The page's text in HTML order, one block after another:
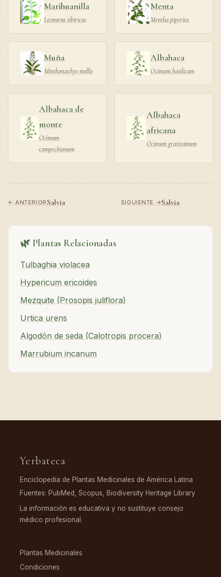
Marihuanilla
Leonurus sibiricus
Menta
Mentha piperita
Muña
Minthostachys mollis
Albahaca
Ocimum basilicum
Albahaca de
monte
Ocimum
campechianum
Albahaca
africana
Ocimum gratissimum
← ANTERIORSalvia SIGUIENTE →Salvia
🌿 Plantas Relacionadas
Tulbaghia violacea
Hypericum ericoides
Mezquite (Prosopis juliflora)
Urtica urens
Algodón de seda (Calotropis procera)
Marrubium incanum
Yerbateca
Enciclopedia de Plantas Medicinales de América Latina
Fuentes: PubMed, Scopus, Biodiversity Heritage Library
La información es educativa y no sustituye consejo
médico profesional.
Plantas Medicinales
Condiciones